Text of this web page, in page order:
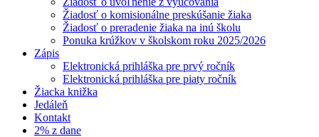
Žiadosť o komisionálne preskúšanie žiaka
Žiadosť o preradenie žiaka na inú školu
Ponuka krúžkov v školskom roku 2025/2026
Zápis
Elektronická prihláška pre prvý ročník
Elektronická prihláška pre piaty ročník
Žiacka knižka
Jedáleň
Kontakt
2% z dane